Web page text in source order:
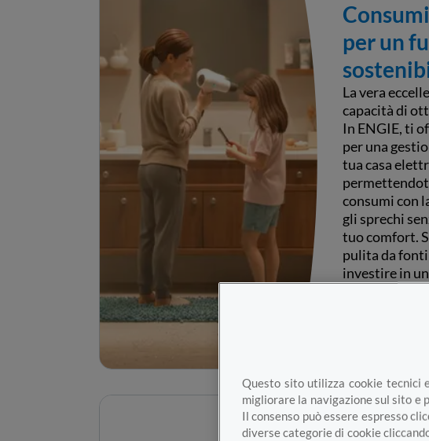
per un
La vera
capacità di
In ENGIE, ti
per una
tua casa
consumi con
gli sprechi
tuo comfort.
pulita da
investire in
Questo sito utilizza cookie tecnici
migliorare la navigazione sul sito e
Il consenso può essere espresso
diverse categorie di cookie